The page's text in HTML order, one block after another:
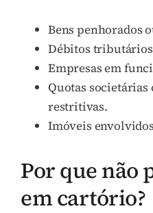
Bens penhorados
Débitos
Empresas em
Quotas societárias
restritivas.
Imóveis
Por que não
em cartório?